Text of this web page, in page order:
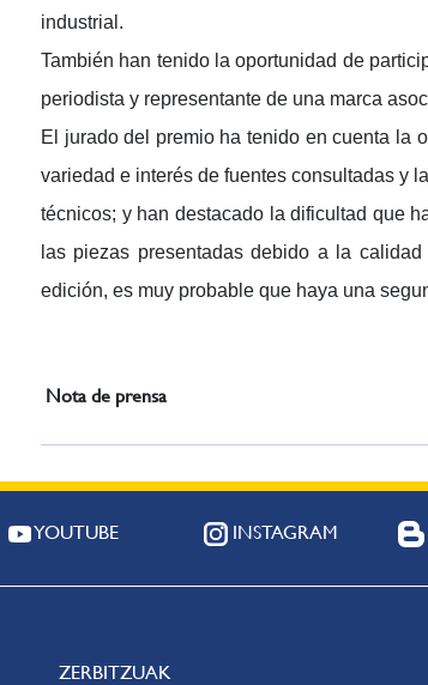
industrial.
También han tenido la oportunidad de
periodista y representante de una marca
El jurado del premio ha tenido en cuenta la
variedad e interés de fuentes consultadas y
técnicos; y han destacado la dificultad que
las piezas presentadas debido a la
edición, es muy probable que haya una
Nota de prensa
YOUTUBE INSTAGRAM
ZERBITZUAK